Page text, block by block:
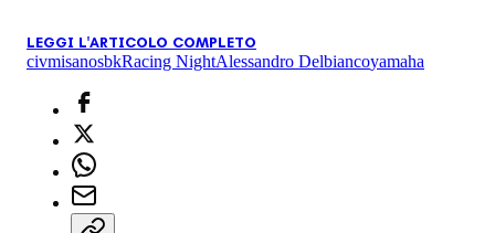
LEGGI L'ARTICOLO COMPLETO
civmisanosbkRacing NightAlessandro Delbiancoyamaha